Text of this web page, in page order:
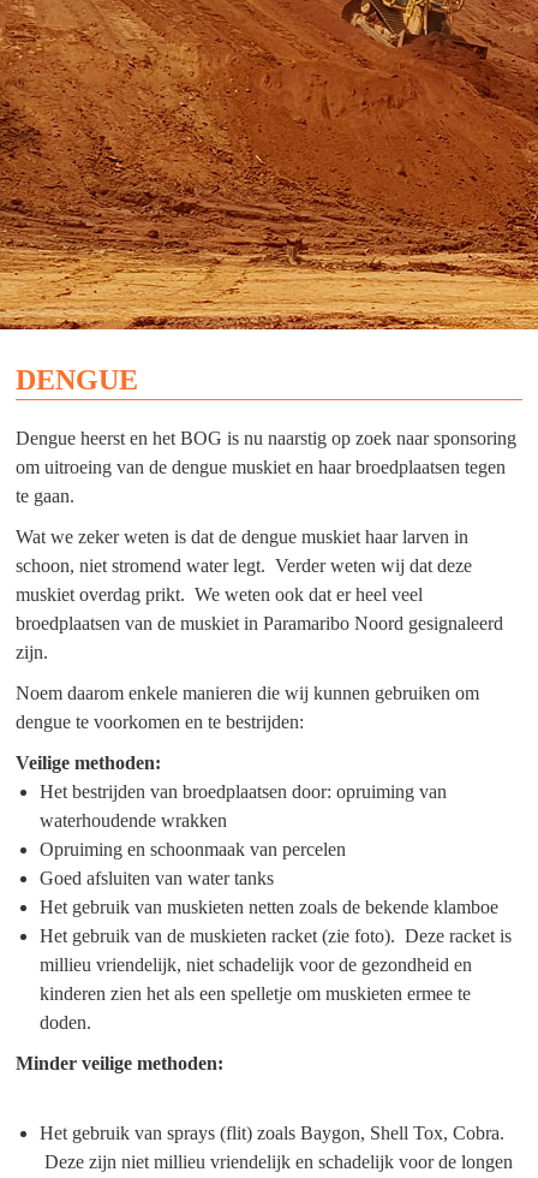
DENGUE
Dengue heerst en het BOG is nu naarstig op zoek naar sponsoring
om uitroeing van de dengue muskiet en haar broedplaatsen tegen
te gaan.
Wat we zeker weten is dat de dengue muskiet haar larven in
schoon, niet stromend water legt. Verder weten wij dat deze
muskiet overdag prikt. We weten ook dat er heel veel
broedplaatsen van de muskiet in Paramaribo Noord gesignaleerd
zijn.
Noem daarom enkele manieren die wij kunnen gebruiken om
dengue te voorkomen en te bestrijden:
Veilige methoden:
Het bestrijden van broedplaatsen door: opruiming van
waterhoudende wrakken
Opruiming en schoonmaak van percelen
Goed afsluiten van water tanks
Het gebruik van muskieten netten zoals de bekende klamboe
Het gebruik van de muskieten racket (zie foto). Deze racket is
millieu vriendelijk, niet schadelijk voor de gezondheid en
kinderen zien het als een spelletje om muskieten ermee te
doden.
Minder veilige methoden:
Het gebruik van sprays (flit) zoals Baygon, Shell Tox, Cobra.
Deze zijn niet millieu vriendelijk en schadelijk voor de longen